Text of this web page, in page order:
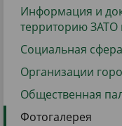
Информация и
территорию ЗАТО
Социальная сфера
Организации
Общественная
Фотогалерея